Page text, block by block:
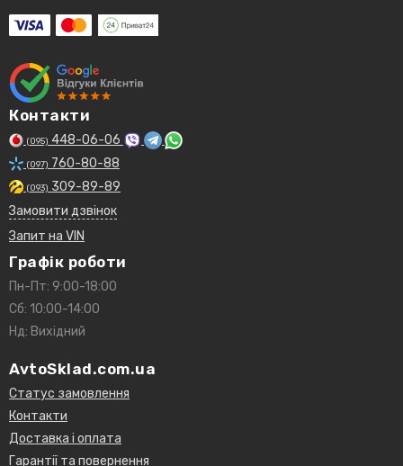
Контакти
(095) 448-06-06
(097) 760-80-88
(093) 309-89-89
Замовити дзвінок
Запит на VIN
Графік роботи
Пн-Пт: 9:00-18:00
Сб: 10:00-14:00
Нд: Вихідний
AvtoSklad.com.ua
Статус замовлення
Контакти
Доставка і оплата
Гарантії та повернення